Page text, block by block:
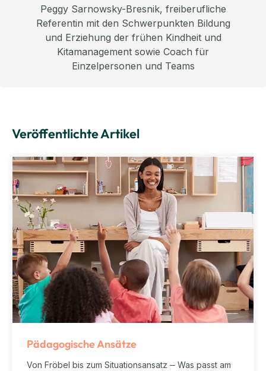
Peggy Sarnowsky-Bresnik, freiberufliche
Referentin mit den Schwerpunkten Bildung
und Erziehung der frühen Kindheit und
Kitamanagement sowie Coach für
Einzelpersonen und Teams
Veröffentlichte Artikel
Pädagogische Ansätze
Von Fröbel bis zum Situationsansatz – Was passt am